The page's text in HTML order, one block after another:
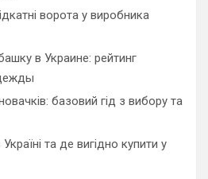
ворота у виробника
в Украине: рейтинг
базовий гід з вибору та
та де вигідно купити у